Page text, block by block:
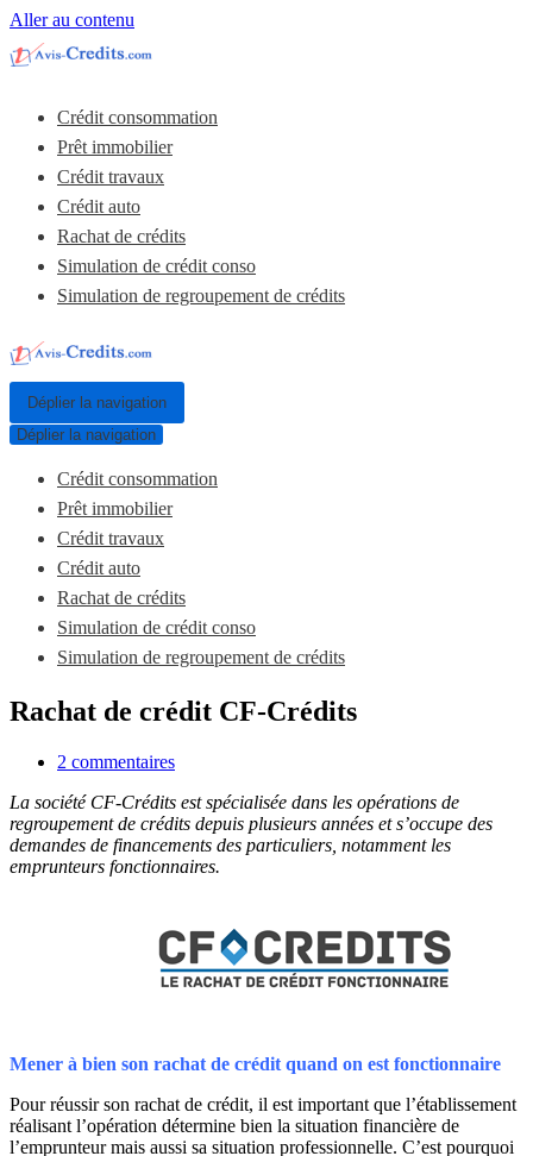
Aller au contenu
Crédit consommation
Prêt immobilier
Crédit travaux
Crédit auto
Rachat de crédits
Simulation de crédit conso
Simulation de regroupement de crédits
Déplier la navigation
Déplier la navigation
Crédit consommation
Prêt immobilier
Crédit travaux
Crédit auto
Rachat de crédits
Simulation de crédit conso
Simulation de regroupement de crédits
Rachat de crédit CF-Crédits
2 commentaires
La société CF-Crédits est spécialisée dans les opérations de
regroupement de crédits depuis plusieurs années et s’occupe des
demandes de financements des particuliers, notamment les
emprunteurs fonctionnaires.
Mener à bien son rachat de crédit quand on est fonctionnaire
Pour réussir son rachat de crédit, il est important que l’établissement
réalisant l’opération détermine bien la situation financière de
l’emprunteur mais aussi sa situation professionnelle. C’est pourquoi